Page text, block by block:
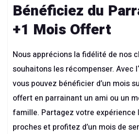
Bénéficiez du
+1 Mois Offert
Nous apprécions la fidélité de nos
souhaitons les récompenser. Avec l‘
vous pouvez bénéficier d’un mois
offert en parrainant un ami ou un
famille. Partagez votre expérience
proches et profitez d’un mois de